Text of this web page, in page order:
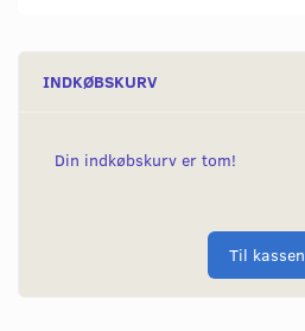
INDKØBSKURV
Din indkøbskurv er tom!
Til kassen